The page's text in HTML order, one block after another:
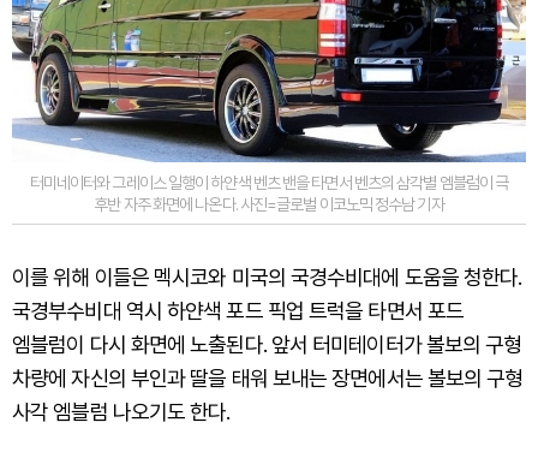
터미네이터와 그레이스 일행이 하얀색 벤츠 밴을 타면서 벤츠의 삼각별 엠블럼이 극
후반 자주 화면에 나온다. 사진=글로벌 이코노믹 정수남 기자
이를 위해 이들은 멕시코와 미국의 국경수비대에 도움을 청한다.
국경부수비대 역시 하얀색 포드 픽업 트럭을 타면서 포드
엠블럼이 다시 화면에 노출된다. 앞서 터미테이터가 볼보의 구형
차량에 자신의 부인과 딸을 태워 보내는 장면에서는 볼보의 구형
사각 엠블럼 나오기도 한다.